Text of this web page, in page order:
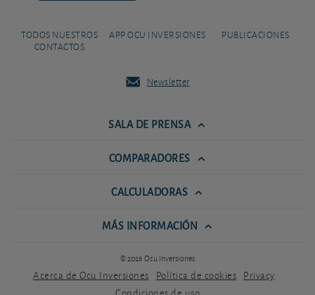
TODOS NUESTROS
CONTACTOS
APP OCU INVERSIONES PUBLICACIONES
Newsletter
SALA DE PRENSA
COMPARADORES
CALCULADORAS
MÁS INFORMACIÓN
© 2026 Ocu Inversiones
Acerca de Ocu Inversiones Política de cookies Privacy